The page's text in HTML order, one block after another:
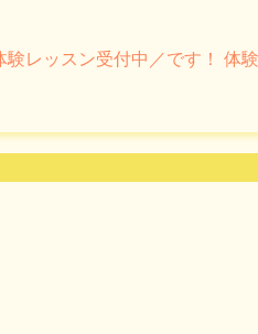
レッスン受付中／です！ 体